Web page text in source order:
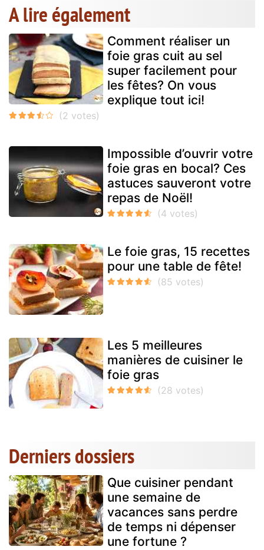
A lire également
Comment réaliser un
foie gras cuit au sel
super facilement pour
les fêtes? On vous
explique tout ici!
Impossible d’ouvrir votre
foie gras en bocal? Ces
astuces sauveront votre
repas de Noël!
Le foie gras, 15 recettes
pour une table de fête!
Les 5 meilleures
manières de cuisiner le
foie gras
Derniers dossiers
Que cuisiner pendant
une semaine de
vacances sans perdre
de temps ni dépenser
une fortune ?